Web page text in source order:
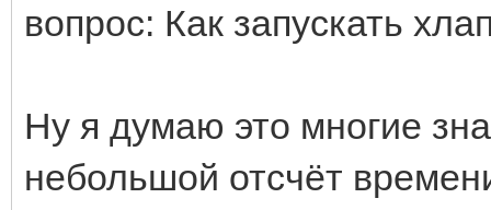
вопрос: Как запускать
Ну я думаю это многие
небольшой отсчёт